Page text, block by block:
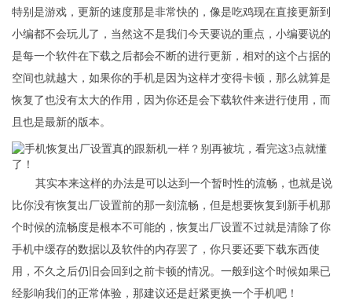
特别是游戏，更新的速度那是非常快的，像是吃鸡现在直接更新到
小编都不会玩儿了，当然这不是我们今天要说的重点，小编要说的
是每一个软件在下载之后都会不断的进行更新，相对的这个占据的
空间也就越大，如果你的手机是因为这样才变得卡顿，那么就算是
恢复了也没有太大的作用，因为你还是会下载软件来进行使用，而
且也是最新的版本。
其实本来这样的办法是可以达到一个暂时性的流畅，也就是说
比你没有恢复出厂设置前的那一刻流畅，但是想要恢复到新手机那
个时候的流畅度是根本不可能的，恢复出厂设置不过就是清除了你
手机中缓存的数据以及软件的内存罢了，你只要还要下载东西使
用，不久之后仍旧会回到之前卡顿的情况。一般到这个时候如果已
经影响我们的正常体验，那建议还是赶紧更换一个手机吧！